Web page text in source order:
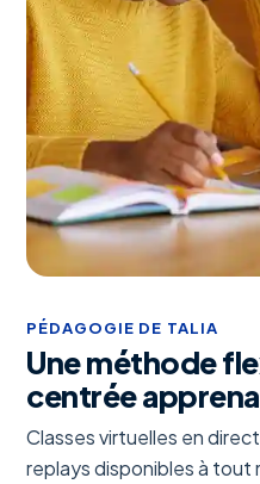
PÉDAGOGIE DE TALIA
Une méthode
centrée
Classes virtuelles en
replays disponibles à